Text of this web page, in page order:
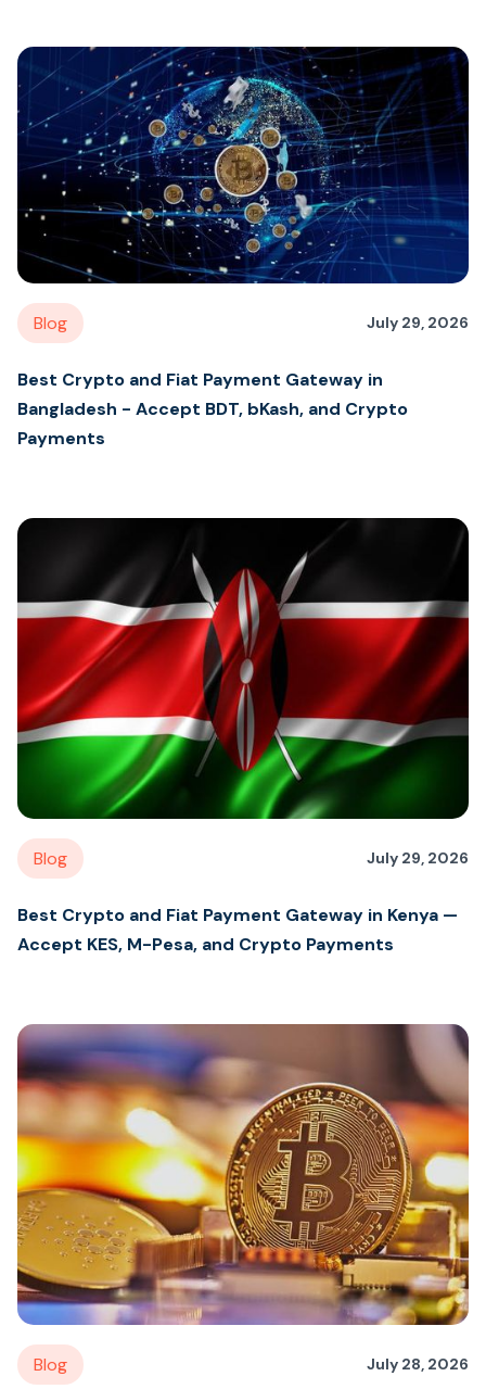
Blog July 29, 2026
Best Crypto and Fiat Payment Gateway in
Bangladesh - Accept BDT, bKash, and Crypto
Payments
Blog July 29, 2026
Best Crypto and Fiat Payment Gateway in Kenya —
Accept KES, M-Pesa, and Crypto Payments
Blog July 28, 2026